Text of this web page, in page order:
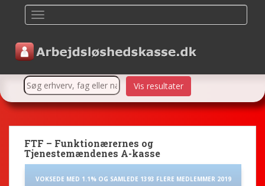
FTF – Funktionærernes og
Tjenestemændenes A-kasse
VOKSEDE MED 1.1% OG SAMLEDE 1393 FLERE MEDLEMMER 2019